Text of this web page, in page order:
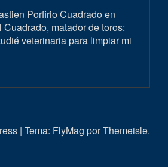
Porfirio Cuadrado en
Cuadrado, matador de toros:
veterinaria para limpiar mi
| Tema: FlyMag por Themeisle.